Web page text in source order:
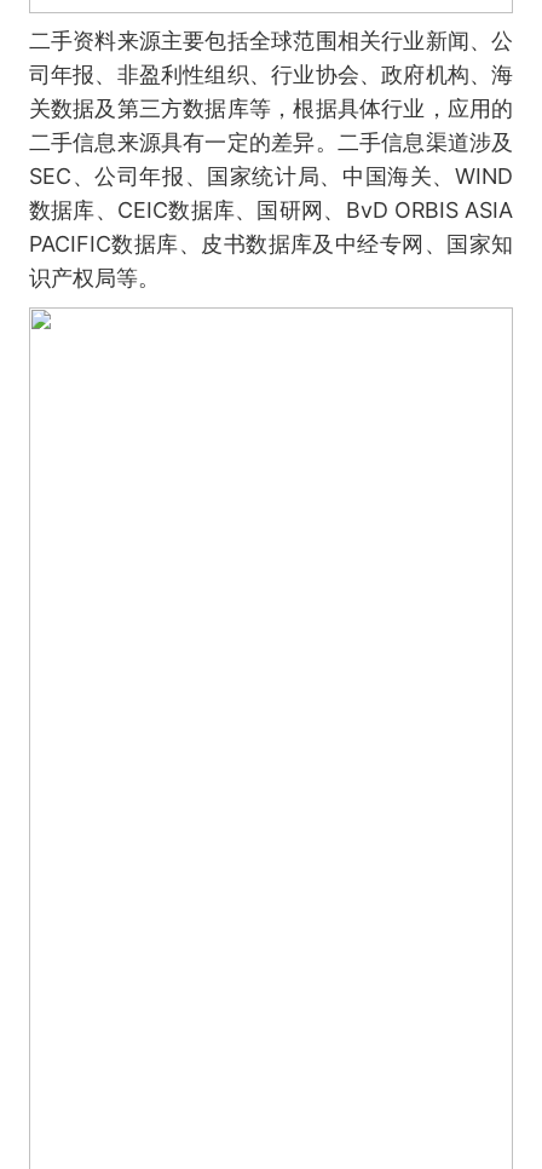
二手资料来源主要包括全球范围相关行业新闻、公
司年报、非盈利性组织、行业协会、政府机构、海
关数据及第三方数据库等，根据具体行业，应用的
二手信息来源具有一定的差异。二手信息渠道涉及
SEC、公司年报、国家统计局、中国海关、WIND
数据库、CEIC数据库、国研网、BvD ORBIS ASIA
PACIFIC数据库、皮书数据库及中经专网、国家知
识产权局等。